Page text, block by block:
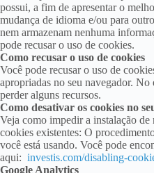
possui, a fim de apresentar o
mudança de idioma e/ou para
nem armazenam nenhuma
pode recusar o uso de cookies.
Como recusar o uso de cookies
Você pode recusar o uso de
apropriadas no seu navegador.
perder alguns recursos.
Como desativar os cookies no
Veja como impedir a instalação
cookies existentes: O
você está usando. Você pode
aqui: investis.com/disabling-
Google Analytics